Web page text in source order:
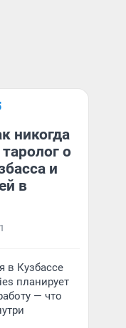
никогда
о
и
в
в Кузбассе
планирует
— что